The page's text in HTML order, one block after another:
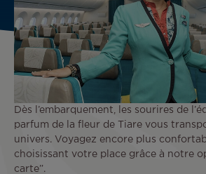
Dès l’embarquement, les sourires de
parfum de la fleur de Tiare vous
univers. Voyagez encore plus
choisissant votre place grâce à notre
carte”.